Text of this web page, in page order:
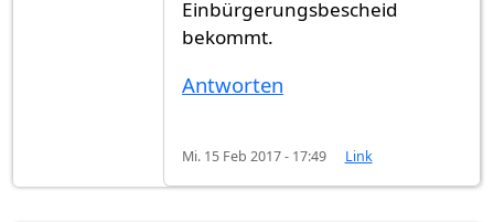
Einbürgerungsbescheid
bekommt.
Antworten
Mi. 15 Feb 2017 - 17:49 Link